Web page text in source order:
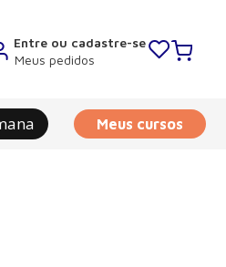
Entre ou cadastre-se
Meus pedidos
Meus cursos